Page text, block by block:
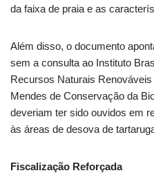
da faixa de praia e as
Além disso, o documento
sem a consulta ao Instituto
Recursos Naturais
Mendes de Conservação da
deveriam ter sido ouvidos em
às áreas de desova de
Fiscalização Reforçada